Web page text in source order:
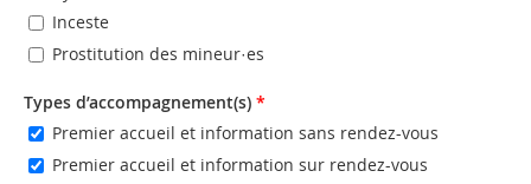
Inceste
Prostitution des mineur·es
Types d’accompagnement(s) *
Premier accueil et information sans rendez-vous
Premier accueil et information sur rendez-vous